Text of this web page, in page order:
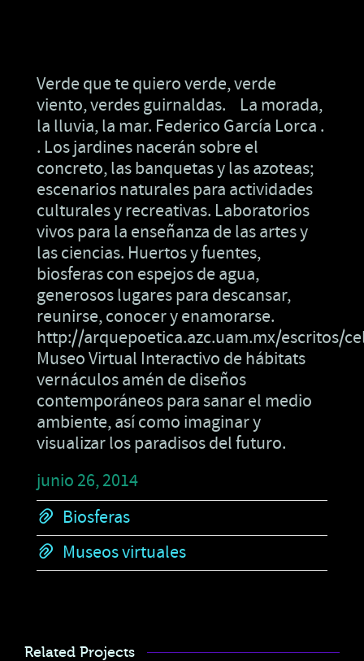
Verde que te quiero verde, verde
viento, verdes guirnaldas. La morada,
la lluvia, la mar. Federico García Lorca .
. Los jardines nacerán sobre el
concreto, las banquetas y las azoteas;
escenarios naturales para actividades
culturales y recreativas. Laboratorios
vivos para la enseñanza de las artes y
las ciencias. Huertos y fuentes,
biosferas con espejos de agua,
generosos lugares para descansar,
reunirse, conocer y enamorarse.
http://arquepoetica.azc.uam.mx/escritos/
Museo Virtual Interactivo de hábitats
vernáculos amén de diseños
contemporáneos para sanar el medio
ambiente, así como imaginar y
visualizar los paradisos del futuro.
junio 26, 2014
Biosferas
Museos virtuales
Related Projects